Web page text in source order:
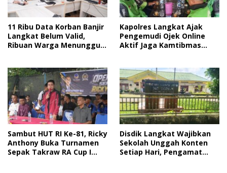
11 Ribu Data Korban Banjir
Langkat Belum Valid,
Ribuan Warga Menunggu
Kapolres Langkat Ajak
Pengemudi Ojek Online
Aktif Jaga Kamtibmas
Sambut HUT RI Ke-81, Ricky
Anthony Buka Turnamen
Sepak Takraw RA Cup I
Disdik Langkat Wajibkan
Sekolah Unggah Konten
Setiap Hari, Pengamat